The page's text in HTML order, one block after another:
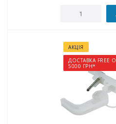
АКЦІЯ
ДОСТАВКА FREE
5000 ГРН*